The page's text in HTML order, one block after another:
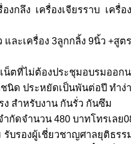
งกลึง เครื่องเจียรราบ เครื่
และเครื่อง 3ลูกกลิ้ง 9นิ้ว +สู
น็ตที่ไม่ต้องประชุมอบรมออก
นิด ประหยัดเป็นพันต่อปี ทำง่
สำหรับงาน กันรั่ว กันซึม
กัดจำนวน 480 บาทโทรเลย
บรองผู้เชี่ยวชาญศาลยุติธร